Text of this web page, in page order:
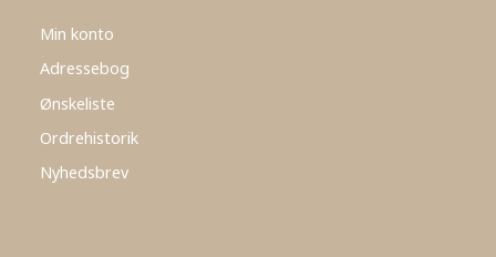
Min konto
Adressebog
Ønskeliste
Ordrehistorik
Nyhedsbrev